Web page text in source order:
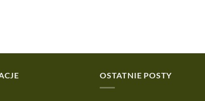
OSTATNIE POSTY